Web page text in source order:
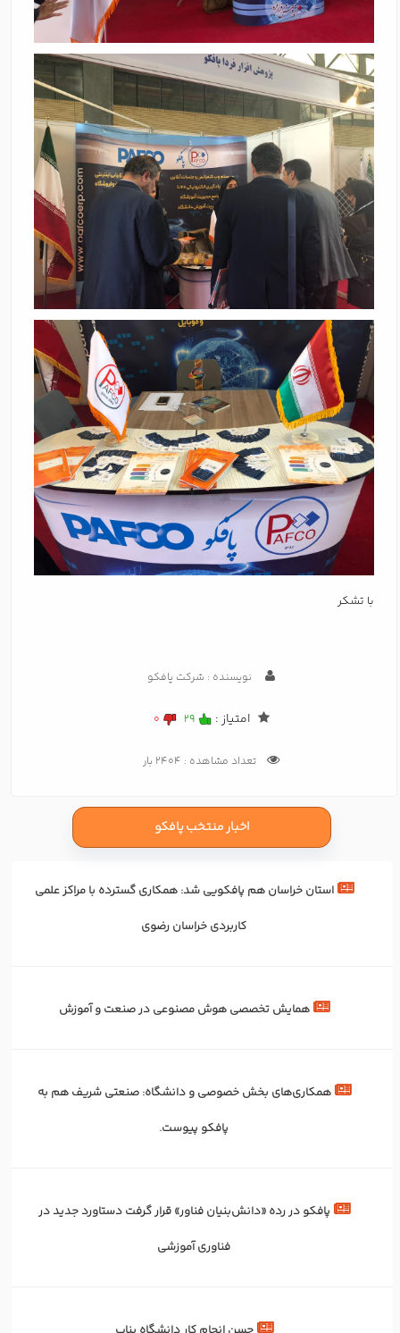
با تشکر
نویسنده : شرکت پافکو
امتیاز : 29
0
تعداد مشاهده : 2404 بار
اخبار منتخب پافکو
استان خراسان هم پافکویی شد: همکاری‌ گسترده با مراکز علمی
کاربردی خراسان رضوی
همایش تخصصی هوش مصنوعی در صنعت و آموزش
همکاری‌های بخش خصوصی و دانشگاه: صنعتی شریف هم به
پافکو پیوست.
پافکو در رده «دانش‌بنیان فناور» قرار گرفت دستاورد جدید در
فناوری آموزشی